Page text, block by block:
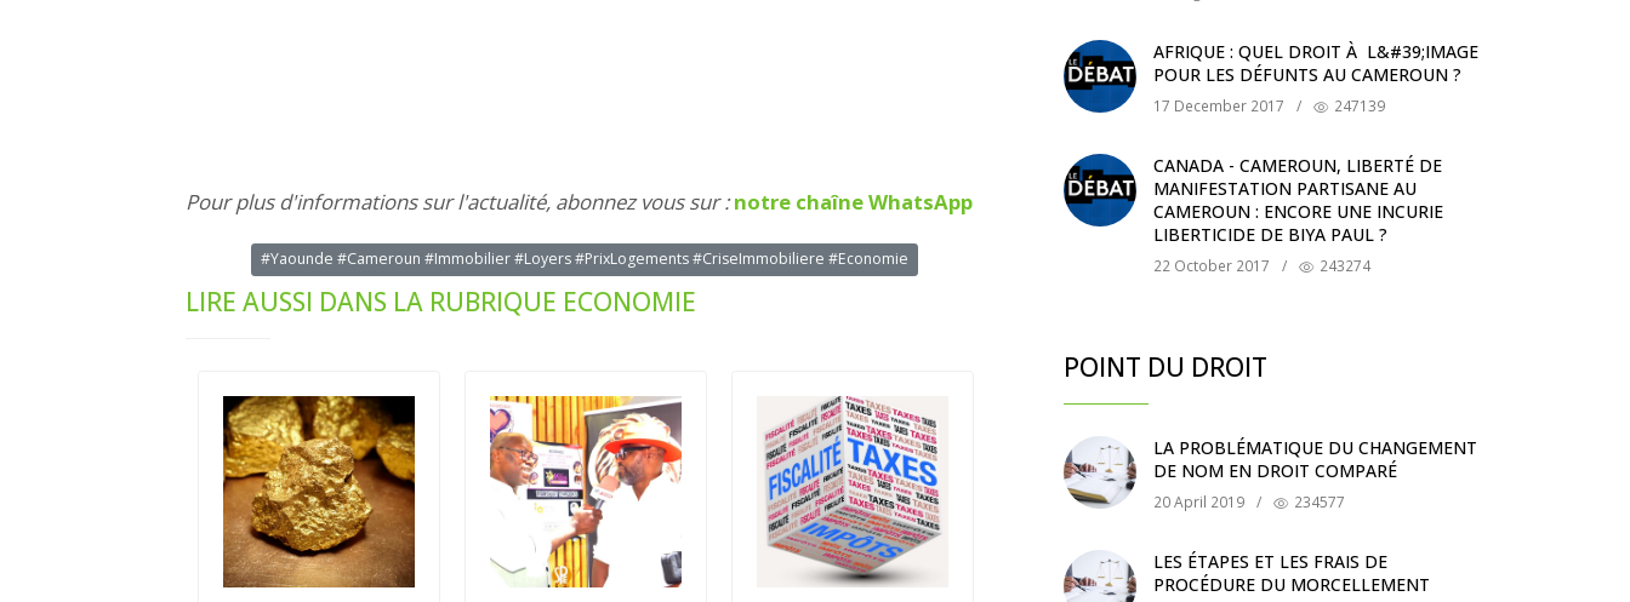
Pour plus d'informations sur l'actualité, abonnez vous sur :notre chaîne WhatsApp
#Yaounde #Cameroun #Immobilier #Loyers #PrixLogements #CriseImmobiliere #Economie
LIRE AUSSI DANS LA RUBRIQUE ECONOMIE
AFRIQUE : QUEL DROIT À L&#39;IMAGE
POUR LES DÉFUNTS AU CAMEROUN ?
17 December 2017 / 247139
CANADA - CAMEROUN, LIBERTÉ DE
MANIFESTATION PARTISANE AU
CAMEROUN : ENCORE UNE INCURIE
LIBERTICIDE DE BIYA PAUL ?
22 October 2017 / 243274
POINT DU DROIT
LA PROBLÉMATIQUE DU CHANGEMENT
DE NOM EN DROIT COMPARÉ
20 April 2019 / 234577
LES ÉTAPES ET LES FRAIS DE
PROCÉDURE DU MORCELLEMENT